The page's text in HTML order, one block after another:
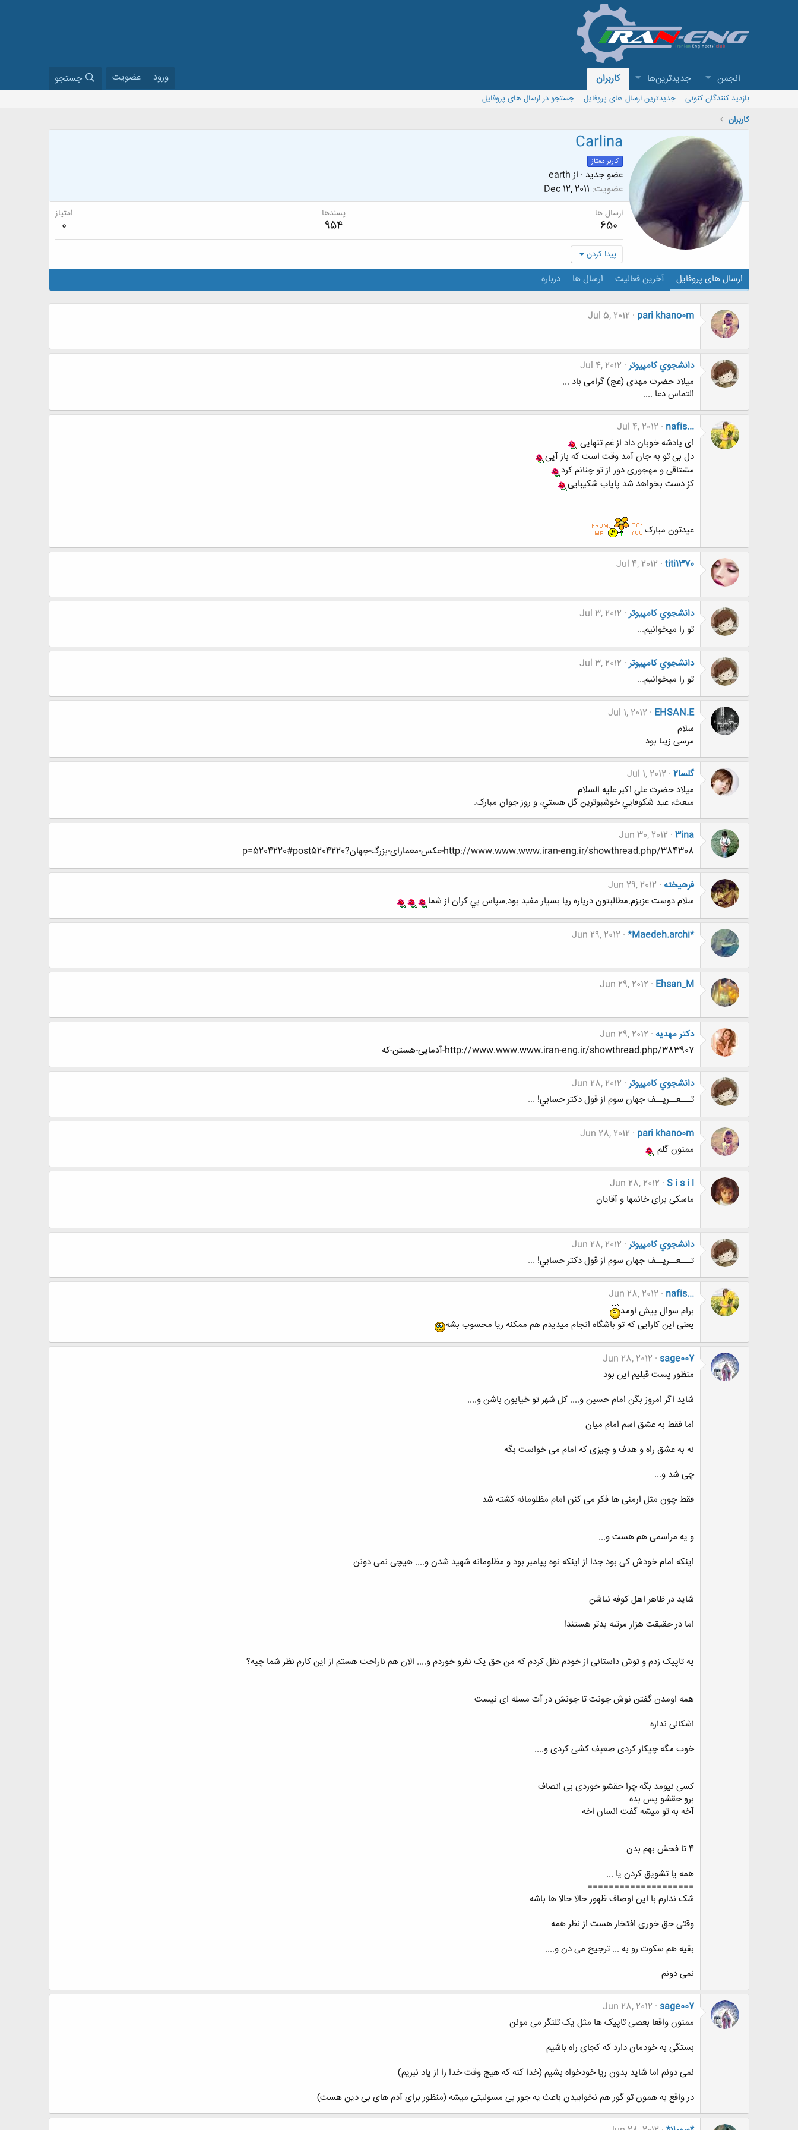
انجمن جدیدترین‌ها کاربران ورود عضویت جستجو
بازدید کنندگان کنونی جدیدترین ارسال های پروفایل
جستجو در ارسال های پروفایل
کاربران
Carlina
کاربر ممتاز
عضو جدید · از earth
عضویت Dec 12, 2011
ارسال ها
650
پسندها
954
امتیاز
0
پیدا کردن
ارسال های پروفایل آخرین فعالیت ارسال ها درباره
pari khano0m
Jul 5, 2012
دانشجوي كامپيوتر Jul 4, 2012
میلاد حضرت مهدی (عج) گرامی باد ...
التماس دعا ....
nafis...
Jul 4, 2012
ای پادشه خوبان داد از غم تنهایی
دل بی تو به جان آمد وقت است که باز آیی
مشتاقی و مهجوری دور از تو چنانم کرد
کز دست بخواهد شد پایاب شکیبایی
عیدتون مبارک
titi1370
Jul 4, 2012
دانشجوي كامپيوتر Jul 3, 2012
تو را میخوانیم...
دانشجوي كامپيوتر Jul 3, 2012
تو را میخوانیم...
EHSAN.E
Jul 1, 2012
سلام
مرسی زیبا بود
گلسا2
Jul 1, 2012
ميلاد حضرت علي اکبر عليه السلام
مبعث، عيد شکوفايي خوشبوترين گل هستي، و روز جوان مبارک.
3ina
Jun 30, 2012
http://www.www.www.iran-eng.ir/showthread.php/384308-عکس-معمارای-بزرگ-جهان?p=5204220#post5204220
فرهيخته Jun 29, 2012
سلام دوست عزيزم.مطالبتون درياره ريا بسيار مفيد بود.سپاس بي كران از شما
*Maedeh.archi*
Jun 29, 2012
Ehsan_M
Jun 29, 2012
دکتر مهدیه Jun 29, 2012
http://www.www.www.iran-eng.ir/showthread.php/383907-آدمایی-هستن-که
دانشجوي كامپيوتر Jun 28, 2012
تـــعــريــف جهان سوم از قول دکتر حسابي! ...
pari khano0m
Jun 28, 2012
ممنون گلم
S i s i l
Jun 28, 2012
ماسکی برای خانمها و آقایان
دانشجوي كامپيوتر Jun 28, 2012
تـــعــريــف جهان سوم از قول دکتر حسابي! ...
nafis...
Jun 28, 2012
برام سوال پیش اومد
یعنی این کارایی که تو باشگاه انجام میدیدم هم ممکنه ریا محسوب بشه
sage007
Jun 28, 2012
منظور پست قبلیم این بود
شاید اگر امروز بگن امام حسین و.... کل شهر تو خیابون باشن و....
اما فقط به عشق اسم امام میان
نه به عشق راه و هدف و چیزی که امام می خواست بگه
چی شد و...
فقط چون مثل ارمنی ها فکر می کنن امام مظلومانه کشته شد
و یه مراسمی هم هست و...
اینکه امام خودش کی بود جدا از اینکه نوه پیامبر بود و مظلومانه شهید شدن و.... هیچی نمی دونن
شاید در ظاهر اهل کوفه نباشن
اما در حقیقت هزار مرتبه بدتر هستند!
یه تاپیک زدم و توش داستانی از خودم نقل کردم که من حق یک نفرو خوردم و.... الان هم ناراحت هستم از این کارم نظر شما چیه؟
همه اومدن گفتن نوش جونت تا جونش در آت مسله ای نیست
اشکالی نداره
خوب مگه چیکار کردی صعیف کشی کردی و....
کسی نیومد بگه چرا حقشو خوردی بی انصاف
برو حقشو پس بده
آخه به تو میشه گفت انسان اخه
4 تا فحش بهم بدن
همه یا تشویق کردن یا ...
====================
شک ندارم با این اوصاف ظهور حالا حالا ها باشه
وقتی حق خوری افتخار هست از نظر همه
بقیه هم سکوت رو به ... ترجیح می دن و....
نمی دونم
sage007
Jun 28, 2012
ممنون واقعا بعصی تاپیک ها مثل یک تلنگر می مونن
بستگی به خودمان دارد که کجای راه باشیم
نمی دونم اما شاید بدون ریا خودخواه بشیم (خدا کنه که هیچ وقت خدا را از یاد نبریم)
در واقع به همون تو گور هم نخوابیدن باعث یه جور بی مسولیتی میشه (منظور برای آدم های بی دین هست)